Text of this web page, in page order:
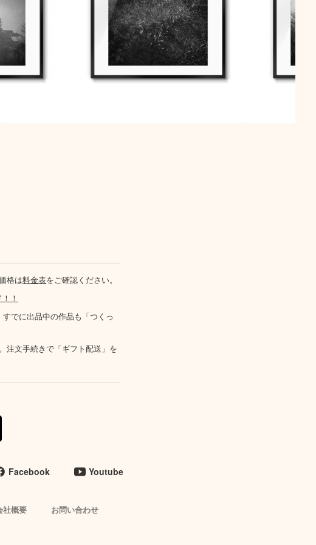
格は料金表をご確認ください。
！
でに出品中の作品も「つくっ
注文手続きで「ギフト配送」を
Facebook Youtube
社概要 お問い合わせ